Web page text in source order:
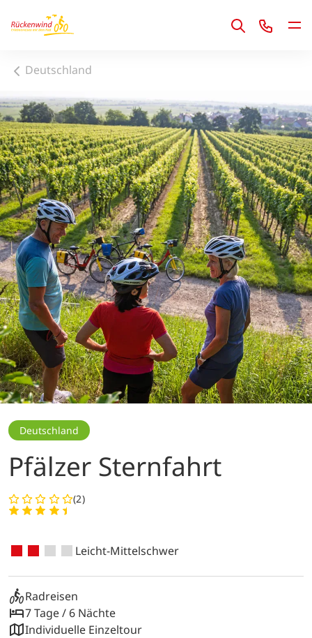
1
Deutschland
Deutschland
Pfälzer Sternfahrt
(2)
Leicht-Mittelschwer
Radreisen
7 Tage / 6 Nächte
Individuelle Einzeltour